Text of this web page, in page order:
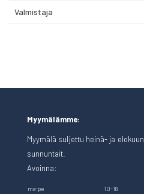
Valmistaja
Myymälämme:
Myymälä suljettu heinä- ja elokuun
sunnuntait.
Avoinna:
ma-pe 10-18